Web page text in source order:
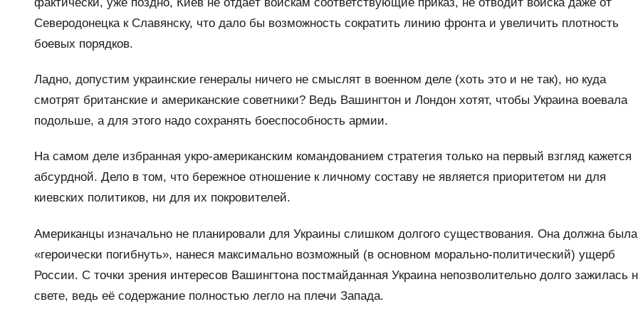
Северодонецка к Славянску, что дало бы возможность сократить линию фронта и увеличить плотность
боевых порядков.
Ладно, допустим украинские генералы ничего не смыслят в военном деле (хоть это и не так), но куда
смотрят британские и американские советники? Ведь Вашингтон и Лондон хотят, чтобы Украина воевала
подольше, а для этого надо сохранять боеспособность армии.
На самом деле избранная укро-американским командованием стратегия только на первый взгляд кажется
абсурдной. Дело в том, что бережное отношение к личному составу не является приоритетом ни для
киевских политиков, ни для их покровителей.
Американцы изначально не планировали для Украины слишком долгого существования. Она должна была
«героически погибнуть», нанеся максимально возможный (в основном морально-политический) ущерб
России. С точки зрения интересов Вашингтона постмайданная Украина непозволительно долго зажилась
свете, ведь её содержание полностью легло на плечи Запада.